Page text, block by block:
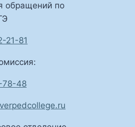
обращений по
21-81
78-48